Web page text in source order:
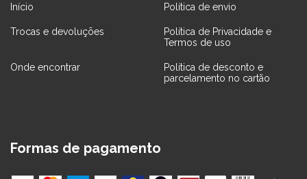
Início Política de envio
Trocas e devoluções
Política de Privacidade e
Termos de uso
Onde encontrar
Política de desconto e
parcelamento no cartão
Formas de pagamento